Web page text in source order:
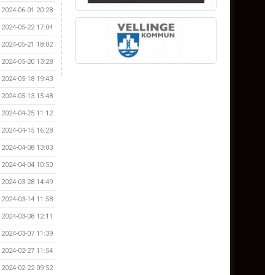
2024-06-01 20:28
2024-05-22 17:04
2024-05-21 18:02
2024-05-20 13:28
2024-05-18 19:43
2024-05-13 15:48
2024-04-25 11:12
2024-04-15 16:28
2024-04-08 13:03
2024-04-04 10:50
2024-03-28 14:49
2024-03-14 11:58
2024-03-08 12:11
2024-03-07 11:39
2024-02-27 11:54
2024-02-22 09:52